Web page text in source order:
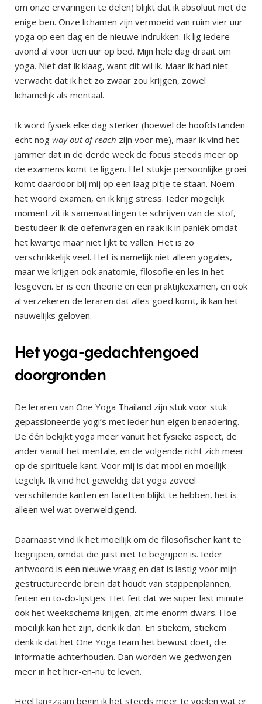
om onze ervaringen te delen) blijkt dat ik absoluut niet de
enige ben. Onze lichamen zijn vermoeid van ruim vier uur
yoga op een dag en de nieuwe indrukken. Ik lig iedere
avond al voor tien uur op bed. Mijn hele dag draait om
yoga. Niet dat ik klaag, want dit wil ik. Maar ik had niet
verwacht dat ik het zo zwaar zou krijgen, zowel
lichamelijk als mentaal.
Ik word fysiek elke dag sterker (hoewel de hoofdstanden
echt nog way out of reach zijn voor me), maar ik vind het
jammer dat in de derde week de focus steeds meer op
de examens komt te liggen. Het stukje persoonlijke groei
komt daardoor bij mij op een laag pitje te staan. Noem
het woord examen, en ik krijg stress. Ieder mogelijk
moment zit ik samenvattingen te schrijven van de stof,
bestudeer ik de oefenvragen en raak ik in paniek omdat
het kwartje maar niet lijkt te vallen. Het is zo
verschrikkelijk veel. Het is namelijk niet alleen yogales,
maar we krijgen ook anatomie, filosofie en les in het
lesgeven. Er is een theorie en een praktijkexamen, en ook
al verzekeren de leraren dat alles goed komt, ik kan het
nauwelijks geloven.
Het yoga-gedachtengoed
doorgronden
De leraren van One Yoga Thailand zijn stuk voor stuk
gepassioneerde yogi’s met ieder hun eigen benadering.
De één bekijkt yoga meer vanuit het fysieke aspect, de
ander vanuit het mentale, en de volgende richt zich meer
op de spirituele kant. Voor mij is dat mooi en moeilijk
tegelijk. Ik vind het geweldig dat yoga zoveel
verschillende kanten en facetten blijkt te hebben, het is
alleen wel wat overweldigend.
Daarnaast vind ik het moeilijk om de filosofischer kant te
begrijpen, omdat die juist niet te begrijpen is. Ieder
antwoord is een nieuwe vraag en dat is lastig voor mijn
gestructureerde brein dat houdt van stappenplannen,
feiten en to-do-lijstjes. Het feit dat we super last minute
ook het weekschema krijgen, zit me enorm dwars. Hoe
moeilijk kan het zijn, denk ik dan. En stiekem, stiekem
denk ik dat het One Yoga team het bewust doet, die
informatie achterhouden. Dan worden we gedwongen
meer in het hier-en-nu te leven.
Heel langzaam begin ik het steeds meer te voelen wat er